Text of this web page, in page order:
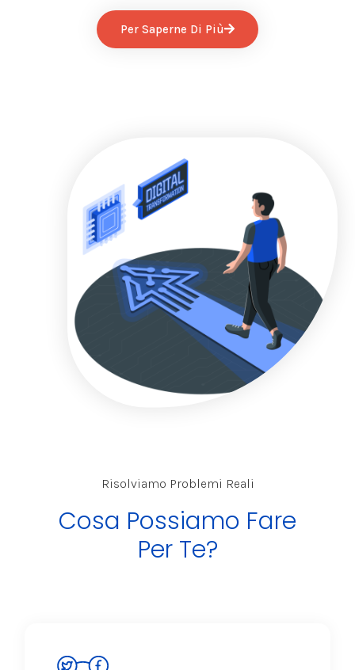
Per Saperne Di Più
Risolviamo Problemi Reali
Cosa Possiamo Fare
Per Te?